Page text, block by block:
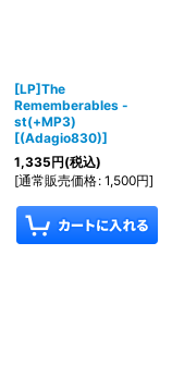
[LP]The
Rememberables -
st(+MP3)
[(Adagio830)]
1,335円(税込)
[通常販売価格: 1,500円]